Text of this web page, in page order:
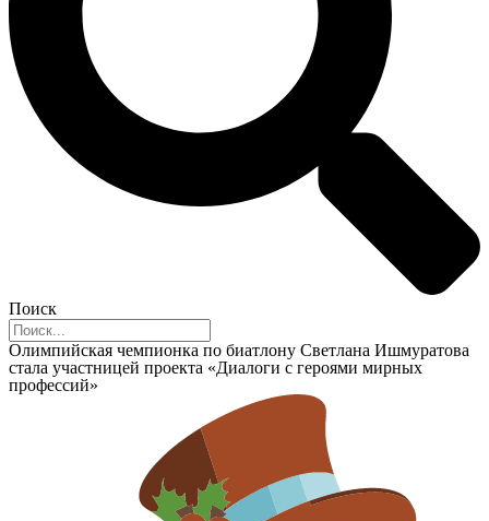
Поиск
Олимпийская чемпионка по биатлону Светлана Ишмуратова
стала участницей проекта «Диалоги с героями мирных
профессий»